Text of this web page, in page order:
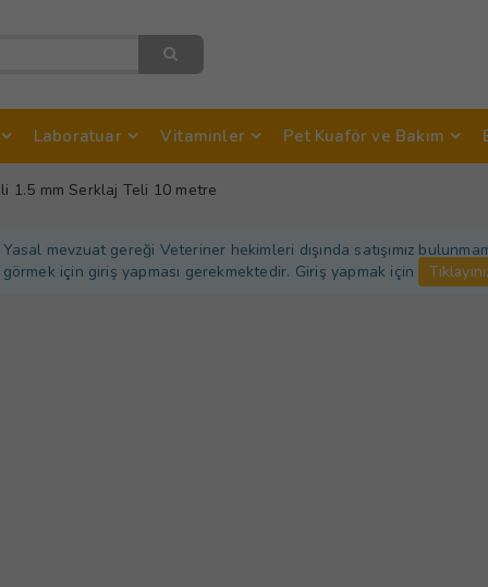
Laboratuar Vitaminler Pet Kuaför ve Bakım
1.5 mm Serklaj Teli 10 metre
Yasal mevzuat gereği Veteriner hekimleri dışında satışımız
görmek için giriş yapması gerekmektedir. Giriş yapmak için